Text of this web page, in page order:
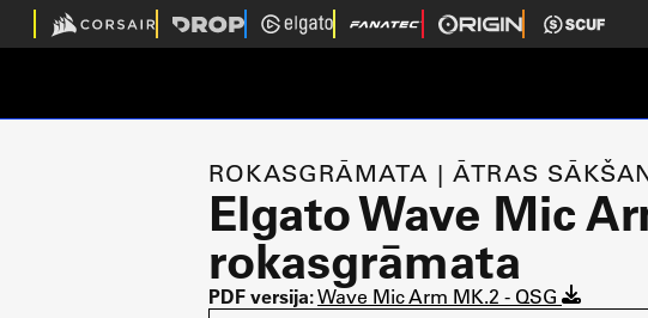
ROKASGRĀMATA | ĀTRAS
Elgato Wave Mic
rokasgrāmata
PDF versija:Wave Mic Arm MK.2 - QSG